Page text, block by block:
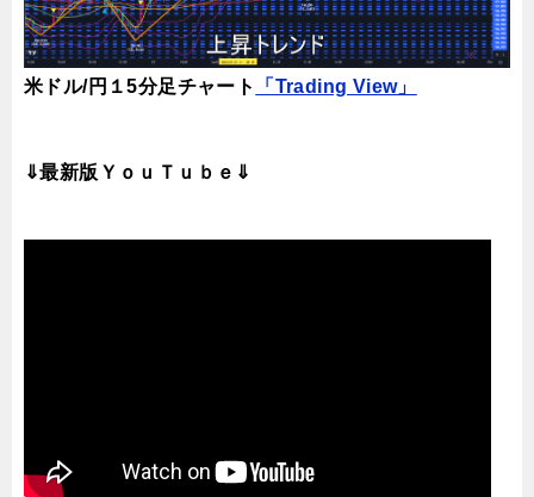
米ドル/円１5分足チャート 「Trading View」
⇓最新版ＹｏｕＴｕｂｅ⇓